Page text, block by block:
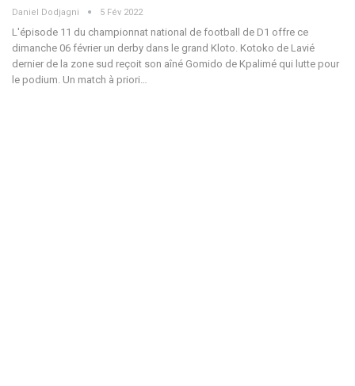
Daniel Dodjagni 5 Fév 2022
L'épisode 11 du championnat national de football de D1 offre ce
dimanche 06 février un derby dans le grand Kloto. Kotoko de Lavié
dernier de la zone sud reçoit son aîné Gomido de Kpalimé qui lutte pour
le podium. Un match à priori…